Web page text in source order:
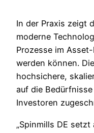
In der Praxis zeigt
moderne
Prozesse im
werden können.
hochsichere,
auf die
Investoren
„Spinmills DE